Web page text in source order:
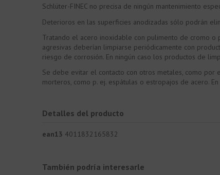
Schlüter-FINEC no precisa de ningún mantenimiento
Deterioros en las superficies anodizadas sólo podrán
Tratando el acero inoxidable con pulimento de cromo o
agresivas deberían limpiarse periódicamente con
riesgo de corrosión. En ningún caso los productos de
Se debe evitar el contacto con otros metales, como
morteros, como p. ej. espátulas o estropajos de acero.
Detalles del producto
ean13 4011832165832
También podría interesarle